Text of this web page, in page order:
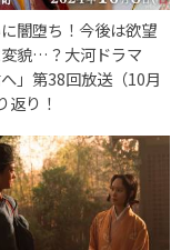
闇堕ち！今後は欲望
貌…？大河ドラマ
へ」第38回放送（10月
返り！